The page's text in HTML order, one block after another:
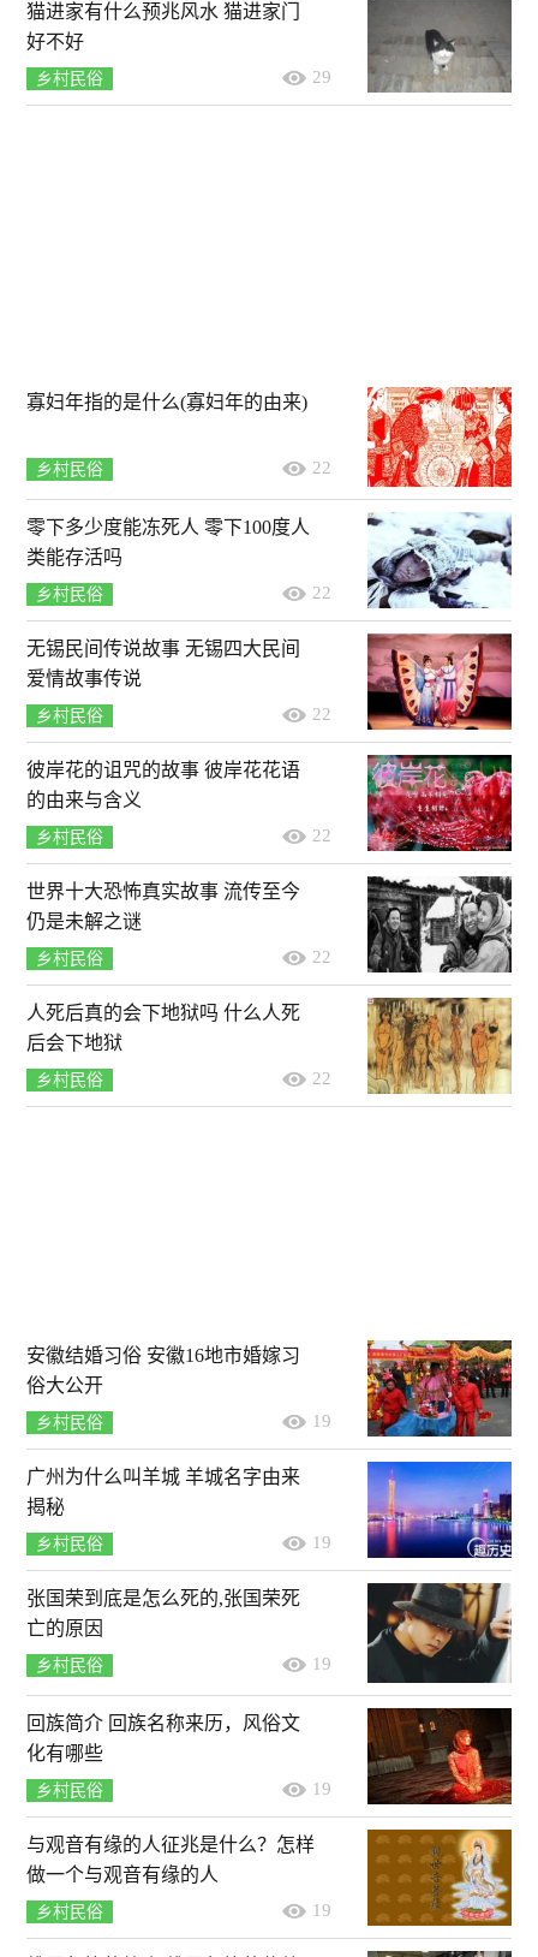
猫进家有什么预兆风水 猫进家门
好不好
乡村民俗 29
寡妇年指的是什么(寡妇年的由来)
乡村民俗 22
零下多少度能冻死人 零下100度人
类能存活吗
乡村民俗 22
无锡民间传说故事 无锡四大民间
爱情故事传说
乡村民俗 22
彼岸花的诅咒的故事 彼岸花花语
的由来与含义
乡村民俗 22
世界十大恐怖真实故事 流传至今
仍是未解之谜
乡村民俗 22
人死后真的会下地狱吗 什么人死
后会下地狱
乡村民俗 22
安徽结婚习俗 安徽16地市婚嫁习
俗大公开
乡村民俗 19
广州为什么叫羊城 羊城名字由来
揭秘
乡村民俗 19
张国荣到底是怎么死的,张国荣死
亡的原因
乡村民俗 19
回族简介 回族名称来历，风俗文
化有哪些
乡村民俗 19
与观音有缘的人征兆是什么？怎样
做一个与观音有缘的人
乡村民俗 19